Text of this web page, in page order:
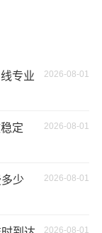
效仅供参考，如
仔细清点您所托
放，请尽早最快
2026-08-01
专业
2026-08-01
定
2026-08-01
少
2026-08-01